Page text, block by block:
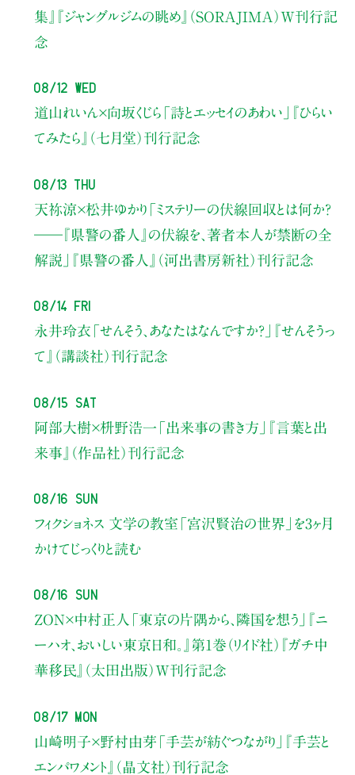
集』『ジャングルジムの眺め』（SORAJIMA）W刊行記
念
08/12 Wed
道山れいん×向坂くじら 「詩とエッセイのあわい」
『ひらい
てみたら』（七月堂）刊行記念
08/13 Thu
天祢涼×松井ゆかり 「ミステリーの伏線回収とは何か？
――『県警の番人』の伏線を、著者本人が禁断の全
解説」
『県警の番人』（河出書房新社）刊行記念
08/14 Fri
永井玲衣 「せんそう、あなたはなんですか？」
『せんそうっ
て』（講談社）刊行記念
08/15 Sat
阿部大樹×枡野浩一 「出来事の書き方」
『言葉と出
来事』（作品社）刊行記念
08/16 Sun
フィクショネス 文学の教室 「宮沢賢治の世界」を3ヶ月
かけてじっくりと読む
08/16 Sun
ZON×中村正人 「東京の片隅から、隣国を想う」
『ニ
ーハオ、おいしい東京日和。』第1巻（リイド社）
『ガチ中
華移民』（太田出版）W刊行記念
08/17 Mon
山崎明子×野村由芽 「手芸が紡ぐつながり」
『手芸と
エンパワメント』（晶文社）刊行記念